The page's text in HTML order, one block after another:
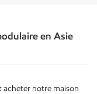
en Asie
acheter notre maison